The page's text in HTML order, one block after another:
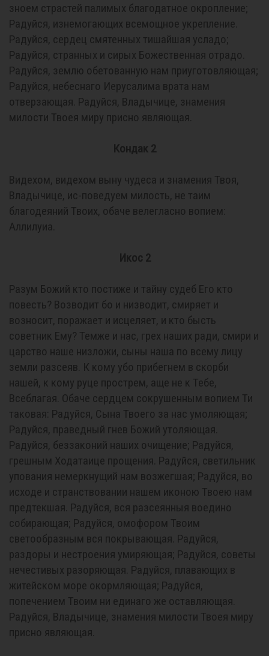
зноем страстей палимых благодатное окропление;
Радуйся, изнемогающих всемощное укрепление.
Радуйся, сердец смятенных тишайшая усладо;
Радуйся, странных и сирых Божественная отрадо.
Радуйся, землю обетованную нам приуготовляющая;
Радуйся, небеснаго Иерусалима врата нам
отверзающая. Радуйся, Владычице, знамения
милости Твоея миру присно являющая.
Кондак 2
Видехом, видехом выну чудеса и знамения Твоя,
Владычице, ис-поведуем милость, не таим
благодеяний Твоих, обаче велегласно вопием:
Аллилуиа.
Икос 2
Разум Божий кто постиже и тайну судеб Его кто
повесть? Возводит бо и низводит, смиряет и
возносит, поражает и исцеляет, и кто бысть
советник Ему? Темже и нас, грех наших ради, смири и
царство наше низложи, сыны наша по всему лицу
земли разсеяв. К кому убо прибегнем в скорби
нашей, к кому руце прострем, аще не к Тебе,
Всеблагая. Обаче сердцем сокрушенным вопием Ти
таковая: Радуйся, Сына Твоего за нас умоляющая;
Радуйся, праведный гнев Божий утоляющая.
Радуйся, беззаконий наших очищение; Радуйся,
грешным Ходатаице прощения. Радуйся, светильник
упования немеркнущий нам возжегшая; Радуйся, во
исходе и странствовании нашем иконою Твоею нам
предтекшая. Радуйся, вся разсеянныя воедино
собирающая; Радуйся, омофором Твоим
светообразным вся покрывающая. Радуйся,
раздоры и нестроения умиряющая; Радуйся, советы
нечестивых разоряющая. Радуйся, плавающих в
житейском море окормляющая; Радуйся,
попечением Твоим ни единаго же оставляющая.
Радуйся, Владычице, знамения милости Твоея миру
присно являющая.